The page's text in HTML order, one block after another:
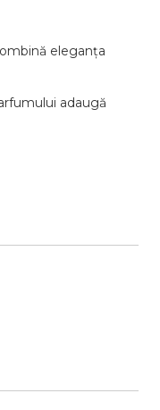
eleganța
adaugă